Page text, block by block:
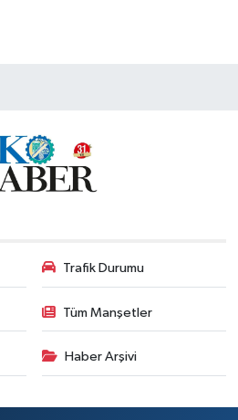
Trafik Durumu
Tüm Manşetler
Haber Arşivi